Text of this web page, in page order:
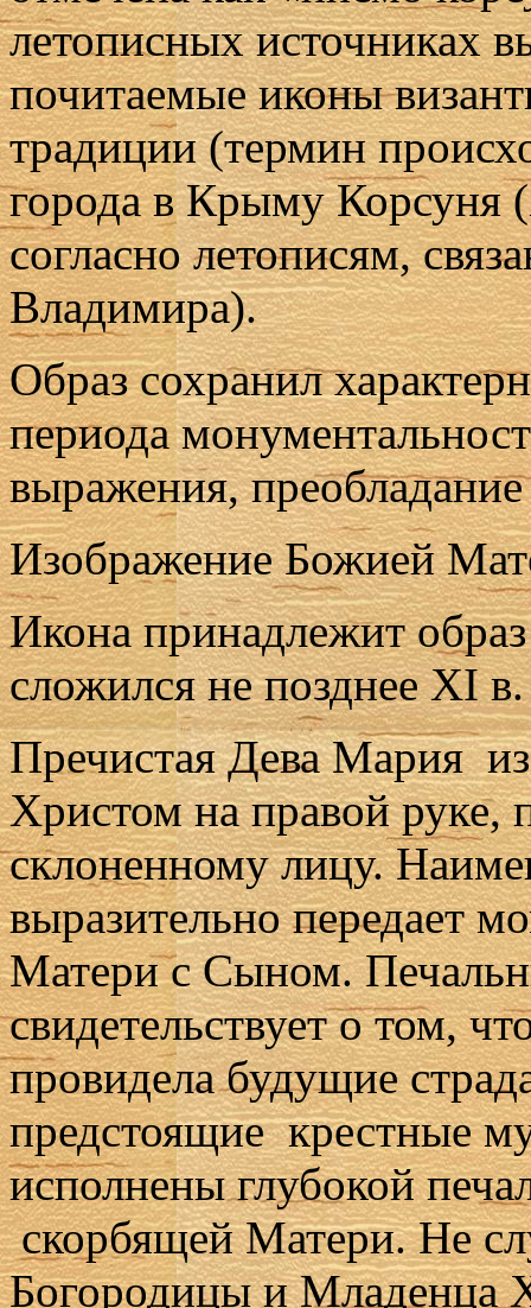
летописных источниках
почитаемые иконы
традиции (термин
города в Крыму Корсуня
согласно летописям,
Владимира).
Образ сохранил
периода
выражения,
Изображение Божией
Икона принадлежит
сложился не позднее XI
Пречистая Дева Мария
Христом на правой
склоненному лицу.
выразительно передает
Матери с Сыном.
свидетельствует о том,
провидела будущие
предстоящие крестные
исполнены глубокой
скорбящей Матери. Не
Богородицы и Младенца